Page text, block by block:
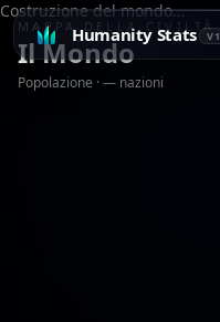
Humanity Stats V1
Costruzione del mondo…
MAPPA DELLA CIVILTÀ
Il Mondo
Popolazione ·— nazioni